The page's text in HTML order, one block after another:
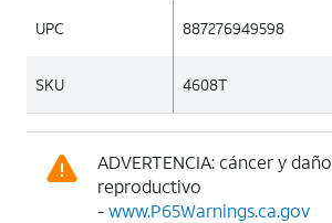
UPC 887276949598
SKU 4608T
ADVERTENCIA: cáncer y daño
reproductivo
-www.P65Warnings.ca.gov